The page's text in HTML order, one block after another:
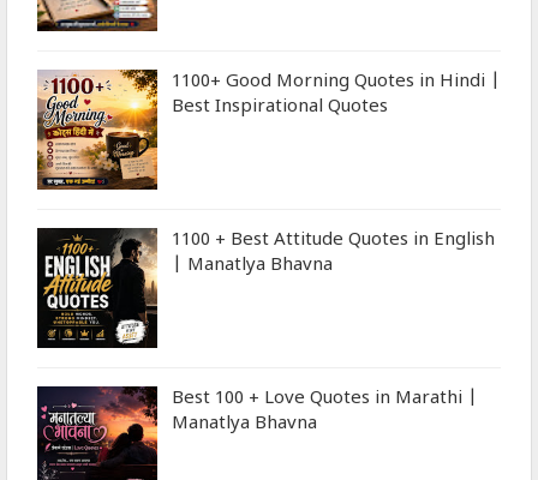
1100+ Good Morning Quotes in Hindi |
Best Inspirational Quotes
1100 + Best Attitude Quotes in English
| Manatlya Bhavna
Best 100 + Love Quotes in Marathi |
Manatlya Bhavna